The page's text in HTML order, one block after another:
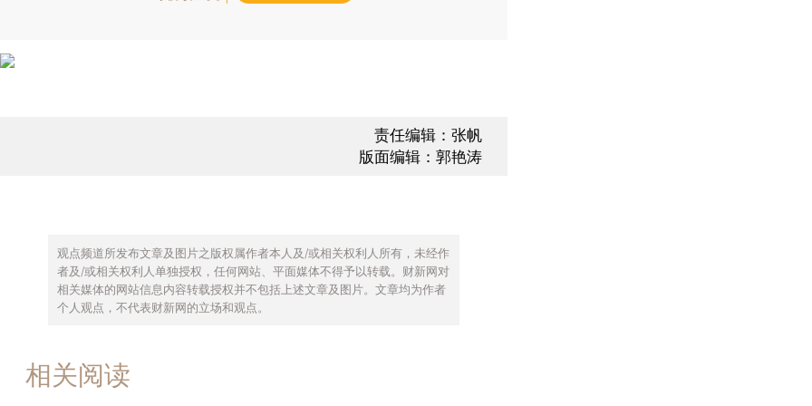
责任编辑：张帆
版面编辑：郭艳涛
观点频道所发布文章及图片之版权属作者本人及/或相关权利人所有，未经作
者及/或相关权利人单独授权，任何网站、平面媒体不得予以转载。财新网对
相关媒体的网站信息内容转载授权并不包括上述文章及图片。文章均为作者
个人观点，不代表财新网的立场和观点。
相关阅读